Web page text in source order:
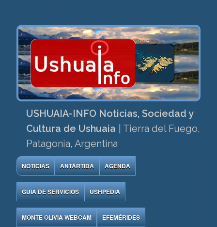
USHUAIA-INFO Noticias, Sociedad y
Cultura de Ushuaia
Tierra del Fuego,
Patagonia, Argentina
NOTICIAS ANTÁRTIDA AGENDA
GUÍA DE SERVICIOS USHPEDIA
MONTE OLIVIA WEBCAM EFEMÉRIDES